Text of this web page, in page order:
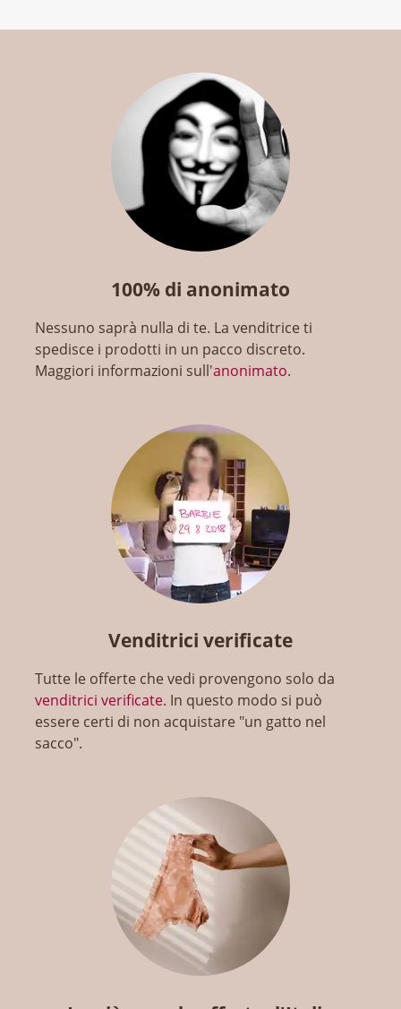
100% di anonimato
Nessuno saprà nulla di te. La venditrice ti
spedisce i prodotti in un pacco discreto.
Maggiori informazioni sull'anonimato.
Venditrici verificate
Tutte le offerte che vedi provengono solo da
venditrici verificate. In questo modo si può
essere certi di non acquistare "un gatto nel
sacco".